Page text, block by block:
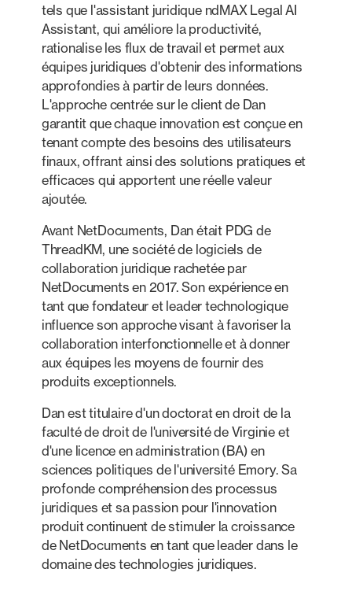
tels que l'assistant juridique ndMAX Legal AI
Assistant, qui améliore la productivité,
rationalise les flux de travail et permet aux
équipes juridiques d'obtenir des informations
approfondies à partir de leurs données.
L'approche centrée sur le client de Dan
garantit que chaque innovation est conçue en
tenant compte des besoins des utilisateurs
finaux, offrant ainsi des solutions pratiques et
efficaces qui apportent une réelle valeur
ajoutée.
Avant NetDocuments, Dan était PDG de
ThreadKM, une société de logiciels de
collaboration juridique rachetée par
NetDocuments en 2017. Son expérience en
tant que fondateur et leader technologique
influence son approche visant à favoriser la
collaboration interfonctionnelle et à donner
aux équipes les moyens de fournir des
produits exceptionnels.
Dan est titulaire d'un doctorat en droit de la
faculté de droit de l'université de Virginie et
d'une licence en administration (BA) en
sciences politiques de l'université Emory. Sa
profonde compréhension des processus
juridiques et sa passion pour l'innovation
produit continuent de stimuler la croissance
de NetDocuments en tant que leader dans le
domaine des technologies juridiques.